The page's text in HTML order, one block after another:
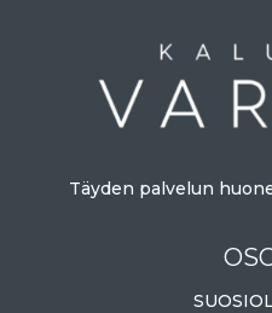
Täyden palvelun